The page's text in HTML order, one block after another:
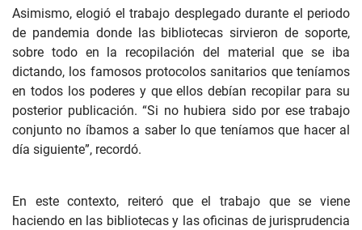
Asimismo, elogió el trabajo desplegado durante el periodo
de pandemia donde las bibliotecas sirvieron de soporte,
sobre todo en la recopilación del material que se iba
dictando, los famosos protocolos sanitarios que teníamos
en todos los poderes y que ellos debían recopilar para su
posterior publicación. “Si no hubiera sido por ese trabajo
conjunto no íbamos a saber lo que teníamos que hacer al
día siguiente”, recordó.
En este contexto, reiteró que el trabajo que se viene
haciendo en las bibliotecas y las oficinas de jurisprudencia